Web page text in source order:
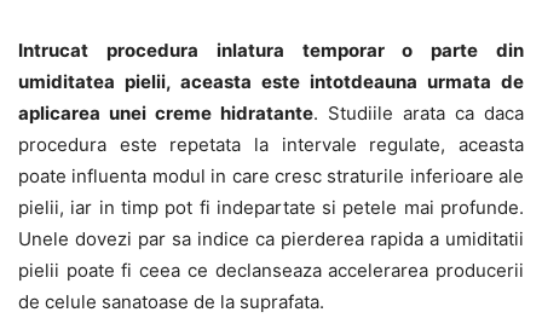
Intrucat procedura inlatura temporar o parte din
umiditatea pielii, aceasta este intotdeauna urmata de
aplicarea unei creme hidratante. Studiile arata ca daca
procedura este repetata la intervale regulate, aceasta
poate influenta modul in care cresc straturile inferioare ale
pielii, iar in timp pot fi indepartate si petele mai profunde.
Unele dovezi par sa indice ca pierderea rapida a umiditatii
pielii poate fi ceea ce declanseaza accelerarea producerii
de celule sanatoase de la suprafata.